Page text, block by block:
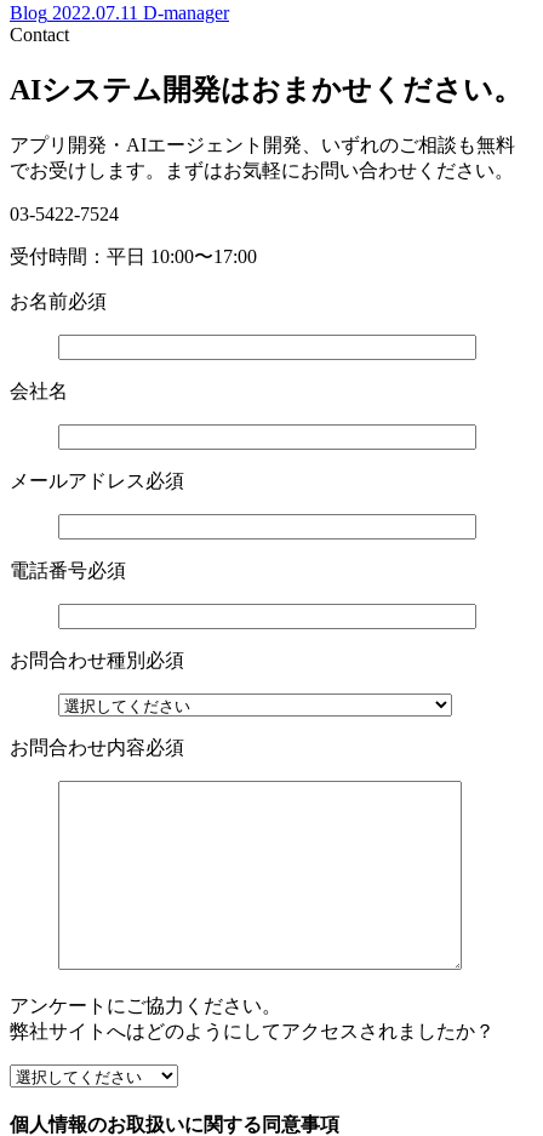
Blog 2022.07.11 D-manager
Contact
AIシステム開発はおまかせください。
アプリ開発・AIエージェント開発、いずれのご相談も無料
でお受けします。まずはお気軽にお問い合わせください。
03-5422-7524
受付時間：平日 10:00〜17:00
お名前必須
会社名
メールアドレス必須
電話番号必須
お問合わせ種別 必須
お問合わせ内容必須
アンケートにご協力ください。
弊社サイトへはどのようにしてアクセスされましたか？
個人情報のお取扱いに関する同意事項